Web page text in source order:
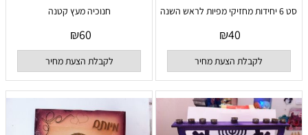
סט 6 יחידות מחזיקי מפיות לראש השנה
₪40
לקבלת הצעת מחיר
חנוכיה מעץ קטנה
₪60
לקבלת הצעת מחיר